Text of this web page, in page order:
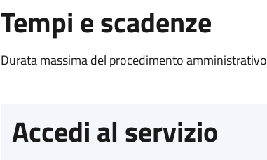
Tempi e scadenze
Durata massima del procedimento
Accedi al servizio